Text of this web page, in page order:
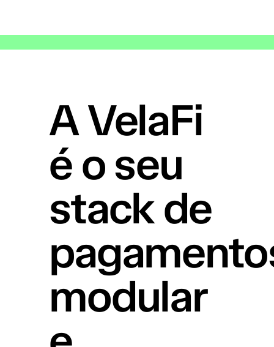
A VelaFi
é o seu
stack de
modular